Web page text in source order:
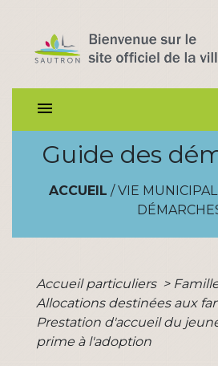
menu
Guide des
ACCUEIL / VIE
Accueil particuliers >
Allocations destinées aux
Prestation d'accueil du
prime à l'adoption